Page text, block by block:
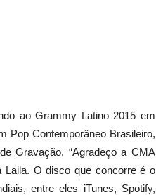
ao Grammy Latino 2015 em
Pop Contemporâneo Brasileiro,
Gravação. “Agradeço a CMA
Laila. O disco que concorre é o
entre eles iTunes, Spotify,